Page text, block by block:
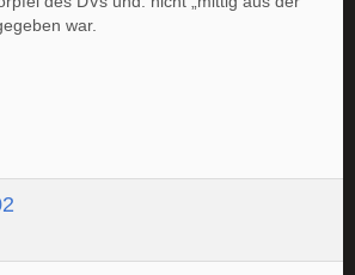
war.